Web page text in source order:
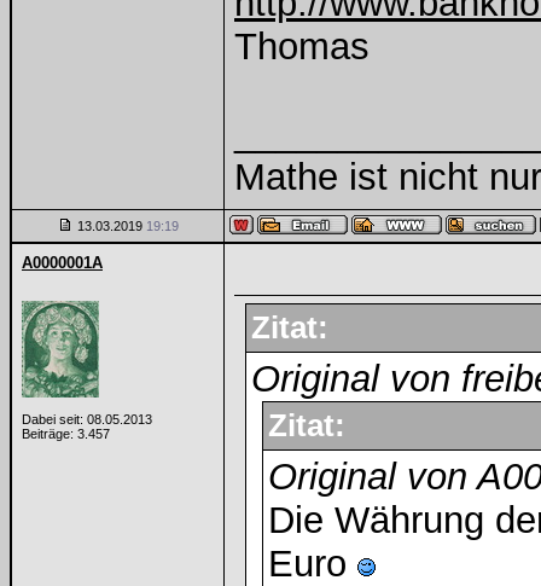
Thomas
Mathe ist nicht
13.03.2019 19:19
A0000001A
Dabei seit: 08.05.2013
Beiträge: 3.457
Zitat:
Original von
Zitat:
Original von
Die Währung
Euro